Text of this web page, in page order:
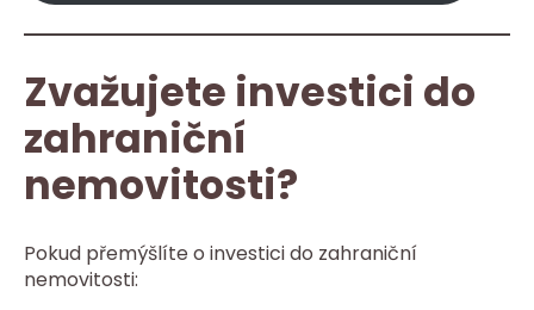
Zvažujete investici do
zahraniční
nemovitosti?
Pokud přemýšlíte o investici do zahraniční
nemovitosti: